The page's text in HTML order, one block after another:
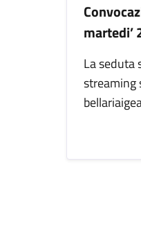
martedi’
La seduta
streaming